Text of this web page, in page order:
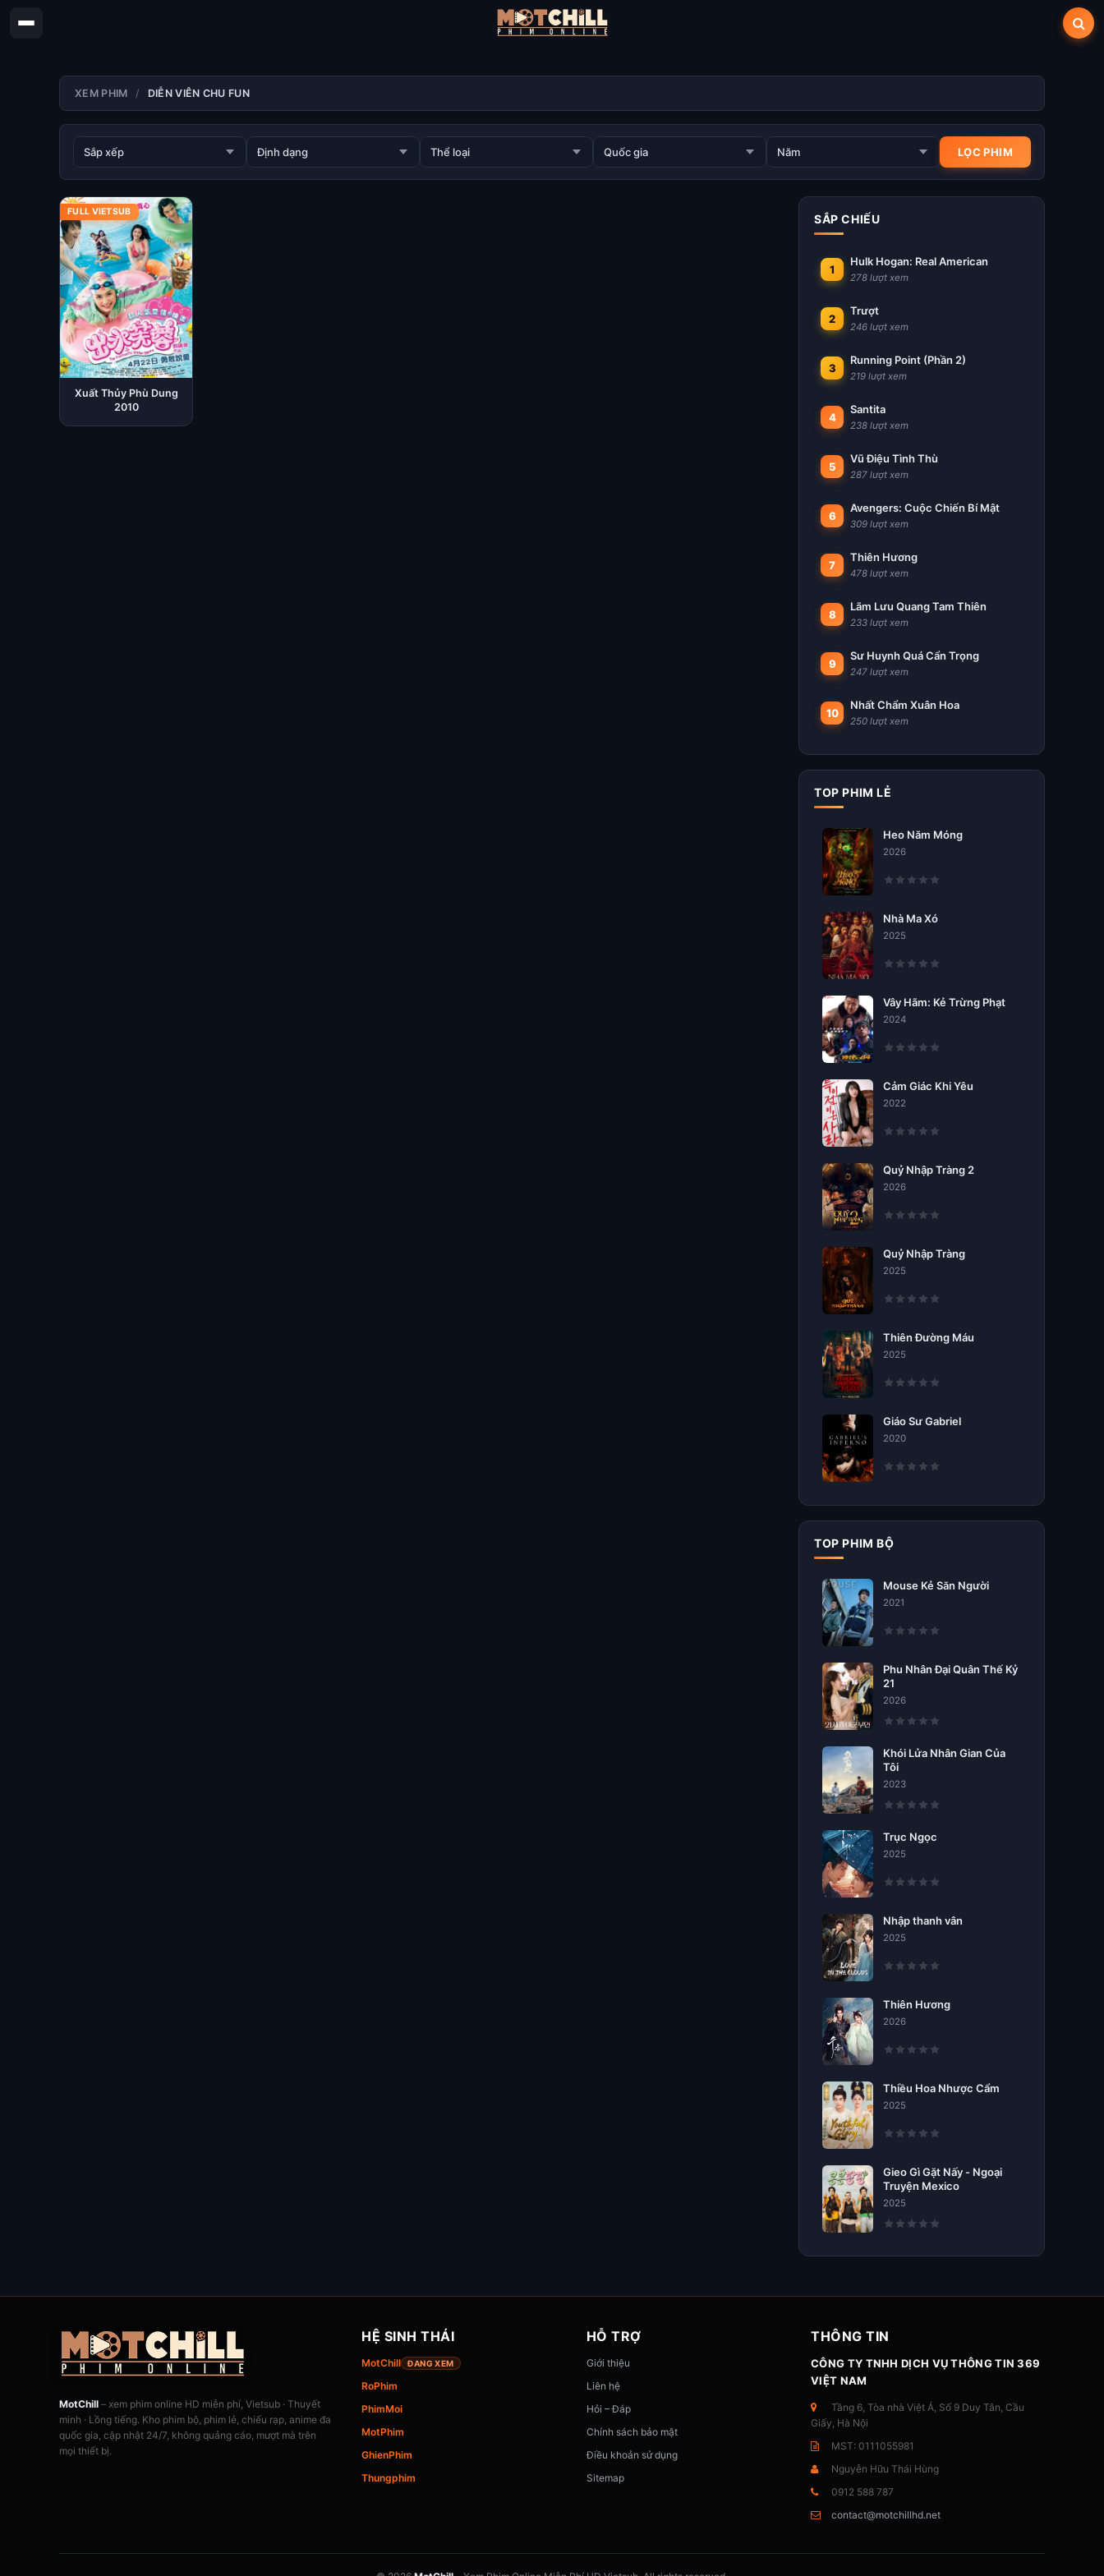
XEM PHIM DIỄN VIÊN CHU FUN
FULL VIETSUB
Xuất Thủy Phù Dung
2010
SẮP CHIẾU
1
Hulk Hogan: Real American
278 lượt xem
2
Trượt
246 lượt xem
3
Running Point (Phần 2)
219 lượt xem
4
Santita
238 lượt xem
5
Vũ Điệu Tình Thù
287 lượt xem
6
Avengers: Cuộc Chiến Bí Mật
309 lượt xem
7
Thiên Hương
478 lượt xem
8
Lãm Lưu Quang Tam Thiên
233 lượt xem
9
Sư Huynh Quá Cẩn Trọng
247 lượt xem
10
Nhất Chẩm Xuân Hoa
250 lượt xem
TOP PHIM LẺ
Heo Năm Móng
2026
Nhà Ma Xó
2025
Vây Hãm: Kẻ Trừng Phạt
2024
Cảm Giác Khi Yêu
2022
Quỷ Nhập Tràng 2
2026
Quỷ Nhập Tràng
2025
Thiên Đường Máu
2025
Giáo Sư Gabriel
2020
TOP PHIM BỘ
Mouse Kẻ Săn Người
2021
Phu Nhân Đại Quân Thế Kỷ
21
2026
Khói Lửa Nhân Gian Của
Tôi
2023
Trục Ngọc
2025
Nhập thanh vân
2025
Thiên Hương
2026
Thiều Hoa Nhược Cẩm
2025
Gieo Gì Gặt Nấy - Ngoại
Truyện Mexico
2025
MotChill – xem phim online HD miễn phí, Vietsub · Thuyết
minh · Lồng tiếng. Kho phim bộ, phim lẻ, chiếu rạp, anime đa
quốc gia, cập nhật 24/7, không quảng cáo, mượt mà trên
mọi thiết bị.
HỆ SINH THÁI
MotChill ĐANG XEM
RoPhim
PhimMoi
MotPhim
GhienPhim
Thungphim
HỖ TRỢ
Giới thiệu
Liên hệ
Hỏi – Đáp
Chính sách bảo mật
Điều khoản sử dụng
Sitemap
THÔNG TIN
CÔNG TY TNHH DỊCH VỤ THÔNG TIN 369
VIỆT NAM
Tầng 6, Tòa nhà Việt Á, Số 9 Duy Tân, Cầu
Giấy, Hà Nội
MST: 0111055981
Nguyễn Hữu Thái Hùng
0912 588 787
contact@motchillhd.net